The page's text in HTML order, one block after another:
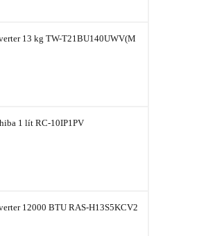
13 kg TW-T21BU140UWV(M
1 lít RC-10IP1PV
12000 BTU RAS-H13S5KCV2